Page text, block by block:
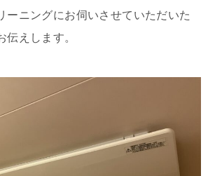
ーニングにお伺いさせていただいた
伝えします。